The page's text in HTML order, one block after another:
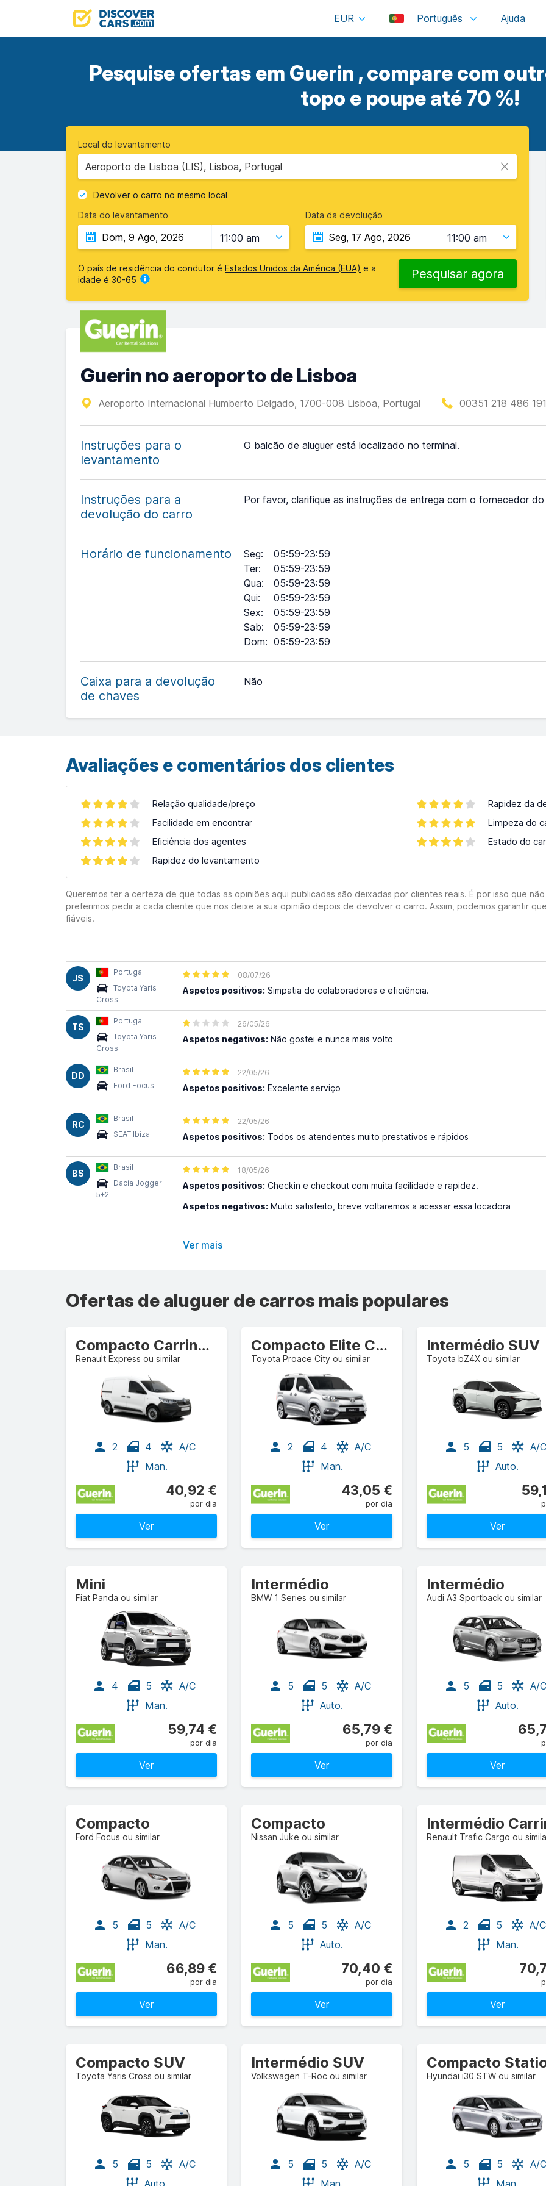
EUR Português
Pesquise ofertas em Guerin , compare com
topo e poupe até 70 %!
Local do levantamento
Aeroporto de Lisboa (LIS), Lisboa, Portugal
Devolver o carro no mesmo local
Data do levantamento
11:00 am
Data da devolução
11:00 am
O país de residência do condutor é Estados Unidos da América (EUA) e a
idade é 30-65 Pesquisar agora
Guerin no aeroporto de Lisboa
Aeroporto Internacional Humberto Delgado, 1700-008 Lisboa, Portugal 00351 218 486
Instruções para o
levantamento
O balcão de aluguer está localizado no terminal.
Instruções para a
devolução do carro
Por favor, clarifique as instruções de entrega com o fornecedor
Horário de funcionamento Seg:
05:59-23:59
Ter:
05:59-23:59
Qua:
05:59-23:59
Qui:
05:59-23:59
Sex:
05:59-23:59
Sab:
05:59-23:59
Dom: 05:59-23:59
Caixa para a devolução
de chaves
Não
Avaliações e comentários dos clientes
Relação qualidade/preço
Facilidade em encontrar
Eficiência dos agentes
Rapidez do levantamento
Rapidez da
Limpeza do
Estado do
Queremos ter a certeza de que todas as opiniões aqui publicadas são deixadas por clientes reais. É por isso que
preferimos pedir a cada cliente que nos deixe a sua opinião depois de devolver o carro. Assim, podemos garantir
fiáveis.
JS
Portugal
Toyota Yaris
Cross
08/07/26
Aspetos positivos: Simpatia do colaboradores e eficiência.
TS
Portugal
Toyota Yaris
Cross
26/05/26
Aspetos negativos: Não gostei e nunca mais volto
DD
Brasil
Ford Focus
22/05/26
Aspetos positivos: Excelente serviço
RC
Brasil
SEAT Ibiza
22/05/26
Aspetos positivos: Todos os atendentes muito prestativos e rápidos
BS
Brasil
Dacia Jogger
5+2
18/05/26
Aspetos positivos: Checkin e checkout com muita facilidade e rapidez.
Aspetos negativos: Muito satisfeito, breve voltaremos a acessar essa locadora
Ver mais
Ofertas de aluguer de carros mais populares
Compacto Carrinha/camião comercial
Renault Express ou similar
2 4
A/C
Man.
40,92 €
por dia
Ver
Compacto Elite Carrinha/camião comercial
Toyota Proace City ou similar
2 4
A/C
Man.
43,05 €
por dia
Ver
Intermédio SUV
Toyota bZ4X ou similar
5 5
A/C
Auto.
Ver
Mini
Fiat Panda ou similar
4 5
A/C
Man.
59,74 €
por dia
Ver
Intermédio
BMW 1 Series ou similar
5 5
A/C
Auto.
65,79 €
por dia
Ver
Intermédio
Audi A3 Sportback ou similar
5 5
A/C
Auto.
Ver
Compacto
Ford Focus ou similar
5 5
A/C
Man.
66,89 €
por dia
Ver
Compacto
Nissan Juke ou similar
5 5
A/C
Auto.
70,40 €
por dia
Ver
Renault Trafic Cargo ou
2 5
A/C
Man.
Ver
Compacto SUV
Toyota Yaris Cross ou similar
5 5
A/C
Auto.
Intermédio SUV
Volkswagen T-Roc ou similar
5 5
A/C
Man.
Hyundai i30 STW ou similar
5 5
A/C
Man.